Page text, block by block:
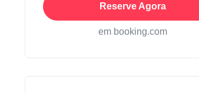
Reserve Agora
em booking.com